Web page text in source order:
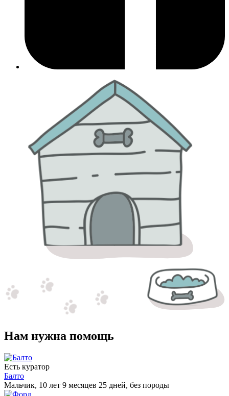
Нам нужна помощь
Есть куратор
Балто
Мальчик, 10 лет 9 месяцев 25 дней, без породы